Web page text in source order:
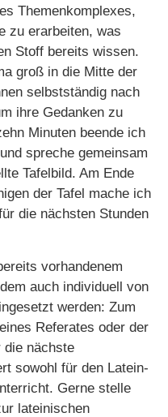
Themenkomplexes,
zu erarbeiten, was
Stoff bereits wissen.
groß in die Mitte der
selbstständig nach
ihre Gedanken zu
Minuten beende ich
spreche gemeinsam
Tafelbild. Am Ende
der Tafel mache ich
die nächsten Stunden
vorhandenem
auch individuell von
werden: Zum
Referates oder der
die nächste
sowohl für den Latein-
Gerne stelle
lateinischen